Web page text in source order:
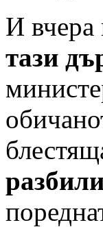
И вчера
тази